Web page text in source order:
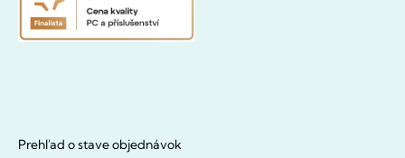
Prehľad o stave objednávok